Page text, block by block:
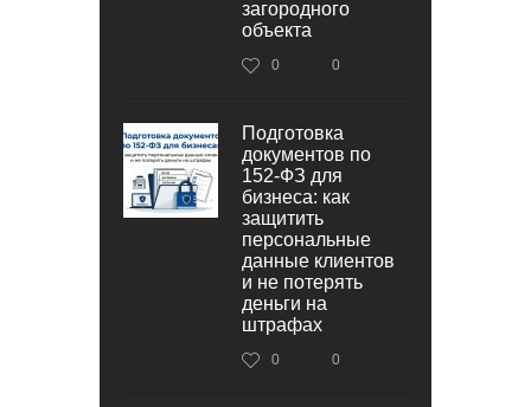
загородного
объекта
0 0
Подготовка
документов по
152‑ФЗ для
бизнеса: как
защитить
персональные
данные клиентов
и не потерять
деньги на
штрафах
0 0